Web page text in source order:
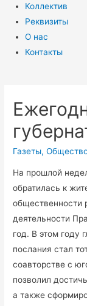
Коллектив
Реквизиты
О нас
Контакты
Газеты,
На прошлой
обратилась к
общественности
деятельности
год. В этом году
послания стал
соавторстве с
позволил
а также